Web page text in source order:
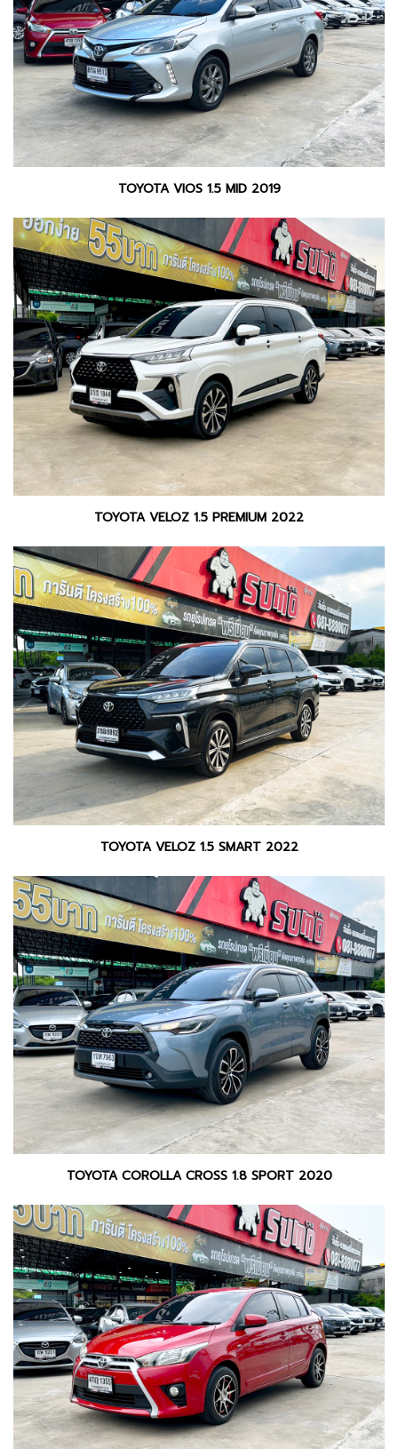
TOYOTA VIOS 1.5 MID 2019
TOYOTA VELOZ 1.5 PREMIUM 2022
TOYOTA VELOZ 1.5 SMART 2022
TOYOTA COROLLA CROSS 1.8 SPORT 2020